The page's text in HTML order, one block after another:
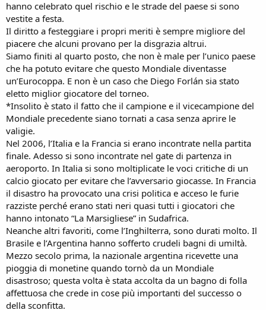
hanno celebrato quel rischio e le strade del paese si sono
vestite a festa.
Il diritto a festeggiare i propri meriti è sempre migliore del
piacere che alcuni provano per la disgrazia altrui.
Siamo finiti al quarto posto, che non è male per l’unico paese
che ha potuto evitare che questo Mondiale diventasse
un’Eurocoppa. E non è un caso che Diego Forlán sia stato
eletto miglior giocatore del torneo.
*Insolito è stato il fatto che il campione e il vicecampione del
Mondiale precedente siano tornati a casa senza aprire le
valigie.
Nel 2006, l’Italia e la Francia si erano incontrate nella partita
finale. Adesso si sono incontrate nel gate di partenza in
aeroporto. In Italia si sono moltiplicate le voci critiche di un
calcio giocato per evitare che l’avversario giocasse. In Francia
il disastro ha provocato una crisi politica e acceso le furie
razziste perché erano stati neri quasi tutti i giocatori che
hanno intonato “La Marsigliese” in Sudafrica.
Neanche altri favoriti, come l’Inghilterra, sono durati molto. Il
Brasile e l’Argentina hanno sofferto crudeli bagni di umiltà.
Mezzo secolo prima, la nazionale argentina ricevette una
pioggia di monetine quando tornò da un Mondiale
disastroso; questa volta è stata accolta da un bagno di folla
affettuosa che crede in cose più importanti del successo o
della sconfitta.